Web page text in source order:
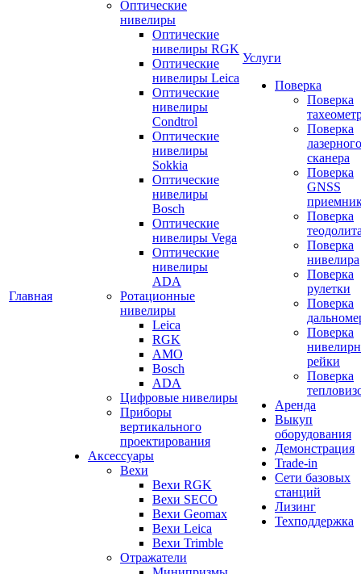
Главная
Оптические
нивелиры
Оптические
нивелиры RGK
Оптические
нивелиры Leica
Оптические
нивелиры
Condtrol
Оптические
нивелиры
Sokkia
Оптические
нивелиры
Bosch
Оптические
нивелиры Vega
Оптические
нивелиры
ADA
Ротационные
нивелиры
Leica
RGK
AMO
Bosch
ADA
Цифровые нивелиры
Приборы
вертикального
проектирования
Аксессуары
Вехи
Вехи RGK
Вехи SECO
Вехи Geomax
Вехи Leica
Вехи Trimble
Отражатели
Услуги
Поверка
Поверка
Поверка
лазерного
сканера
Поверка
GNSS
Поверка
Поверка
нивелира
Поверка
рулетки
Поверка
Поверка
рейки
Поверка
Аренда
Выкуп
оборудования
Демонстрация
Trade-in
Сети базовых
станций
Лизинг
Техподдержка